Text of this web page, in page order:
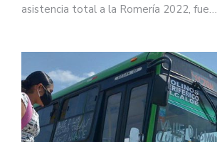
asistencia total a la Romería 2022, fue…